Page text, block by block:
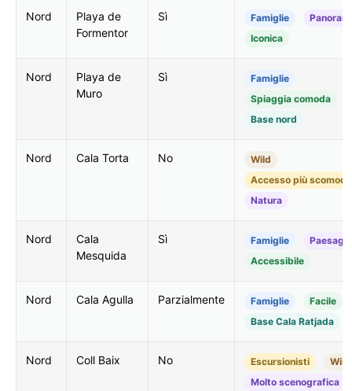
Nord
Playa de
Formentor
Sì Famiglie
Panorami
Iconica
Nord
Playa de
Muro
Sì
Famiglie
Spiaggia comoda
Base nord
Nord Cala Torta No
Wild
Accesso più scomodo
Natura
Nord
Cala
Mesquida
Sì Famiglie
Accessibile
Nord Cala Agulla Parzialmente Famiglie
Facile
Base Cala Ratjada
Nord Coll Baix No Escursionisti
Wild
Molto scenografica